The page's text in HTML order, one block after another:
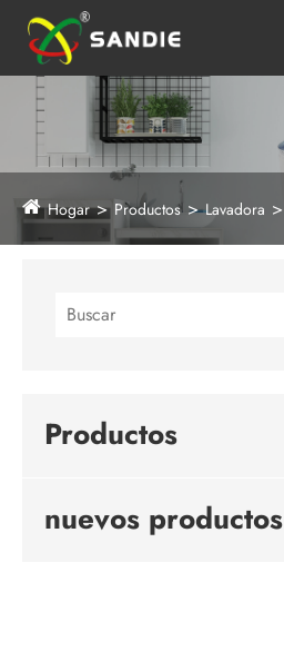
Hogar Productos Lavadora
Productos
nuevos productos